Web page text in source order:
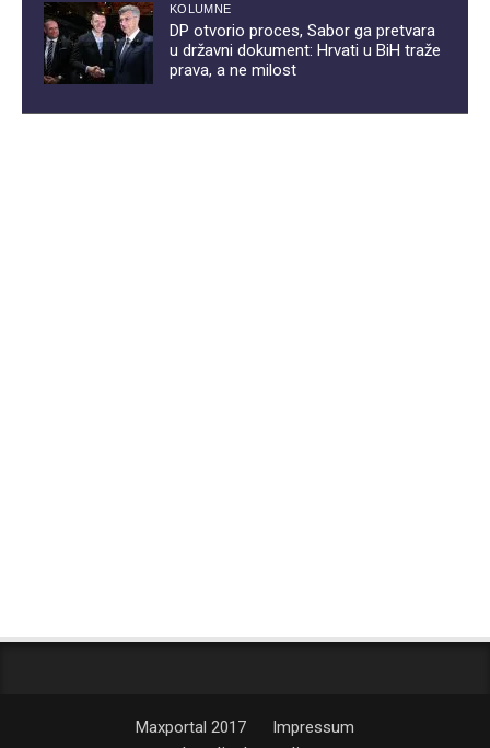
KOLUMNE
DP otvorio proces, Sabor ga pretvara
u državni dokument: Hrvati u BiH traže
prava, a ne milost
Maxportal 2017 Impressum